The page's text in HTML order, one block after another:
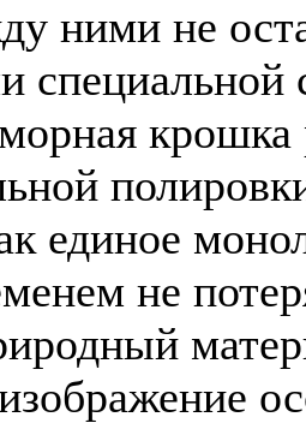
ними не
специальной
единое
не